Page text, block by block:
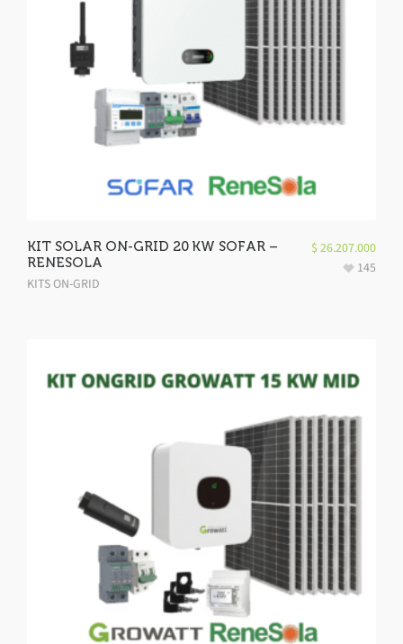
KIT SOLAR ON-GRID 20 KW SOFAR –
RENESOLA
KITS ON-GRID
$ 26.207.000
145